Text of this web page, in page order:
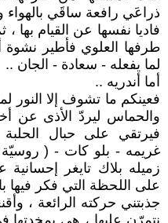
ذراعَي رافعة ساقَي بالهواء
فاديا نفسها عن القيام بها
طرفها العلوي فأطير
لما يفعله - سعادة - الجان ..
أما أندريه ..
فعينكم ما تشوف إلا النور
والحماس ليردّ الأذى عن
فيرتقي على حبال
غريمه - بلو كات - ( روسيّة
زميله بلاك تايغر
على اللحظة التي فكر فيها
جذبتني حركته الرائعة ،